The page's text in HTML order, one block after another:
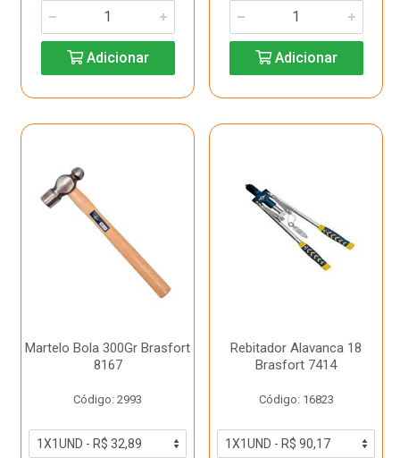
Adicionar Adicionar
Martelo Bola 300Gr Brasfort
8167
Código: 2993
Rebitador Alavanca 18
Brasfort 7414
Código: 16823